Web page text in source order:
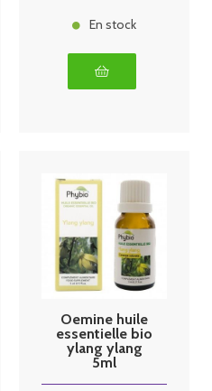
En stock
Oemine huile
essentielle bio
ylang ylang
5ml